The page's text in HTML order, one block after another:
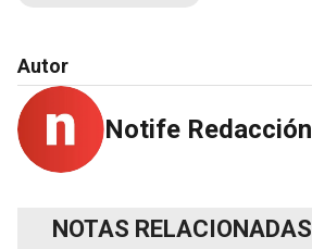
Autor
Notife Redacción
NOTAS RELACIONADAS